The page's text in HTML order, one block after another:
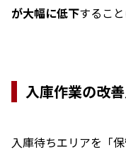
が大幅に低下すること
入庫作業の改
入庫待ちエリアを「